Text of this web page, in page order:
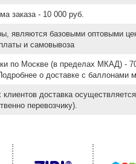
заказа - 10 000 руб.
являются базовыми оптовыми
и самовывоза
по Москве (в пределах МКАД) -
о доставке с баллонами
доставка
перевозчику).